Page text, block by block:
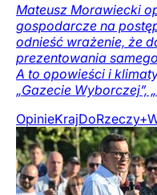
Mateusz Morawiecki
gospodarcze na
odnieść wrażenie, że
prezentowania
A to opowieści i
„Gazecie Wyborczej”,
OpinieKrajDoRzeczy+